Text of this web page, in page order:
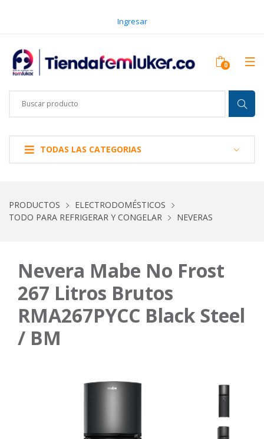
Ingresar
TODAS LAS CATEGORIAS
PRODUCTOS
ELECTRODOMÉSTICOS
TODO PARA REFRIGERAR Y CONGELAR
NEVERAS
Nevera Mabe No Frost
267 Litros Brutos
RMA267PYCC Black Steel
/ BM